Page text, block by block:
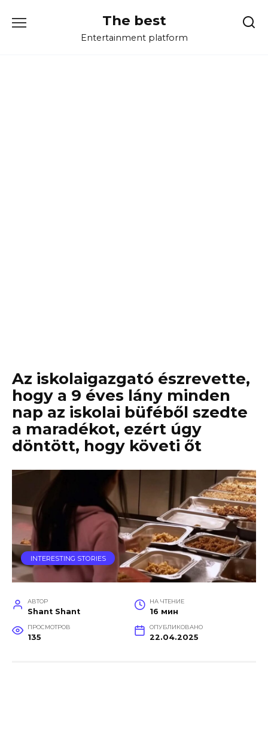
The best
Entertainment platform
Az iskolaigazgató észrevette,
hogy a 9 éves lány minden
nap az iskolai büféből szedte
a maradékot, ezért úgy
döntött, hogy követi őt
INTERESTING STORIES
АВТОР
Shant Shant
НА ЧТЕНИЕ
16 мин
ПРОСМОТРОВ
135
ОПУБЛИКОВАНО
22.04.2025